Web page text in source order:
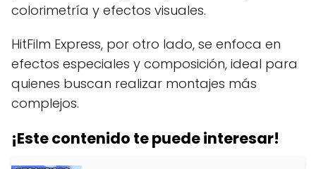
colorimetría y efectos visuales.
HitFilm Express, por otro lado, se enfoca en
efectos especiales y composición, ideal para
quienes buscan realizar montajes más
complejos.
¡Este contenido te puede interesar!